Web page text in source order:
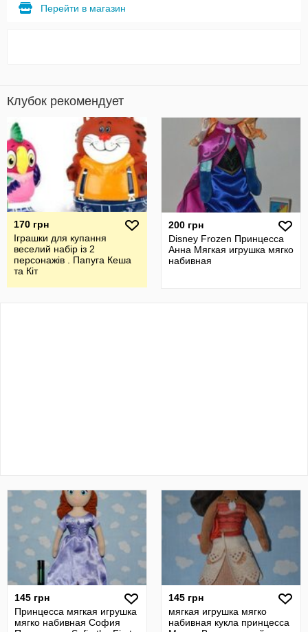
Перейти в магазин
Клубок рекомендует
170 грн
Іграшки для купання
веселий набір із 2
персонажів . Папуга Кеша
та Кіт
200 грн
Disney Frozen Принцесса
Анна Мягкая игрушка мягко
набивная
145 грн
Принцесса мягкая игрушка
мягко набивная София
145 грн
мягкая игрушка мягко
набивная кукла принцесса